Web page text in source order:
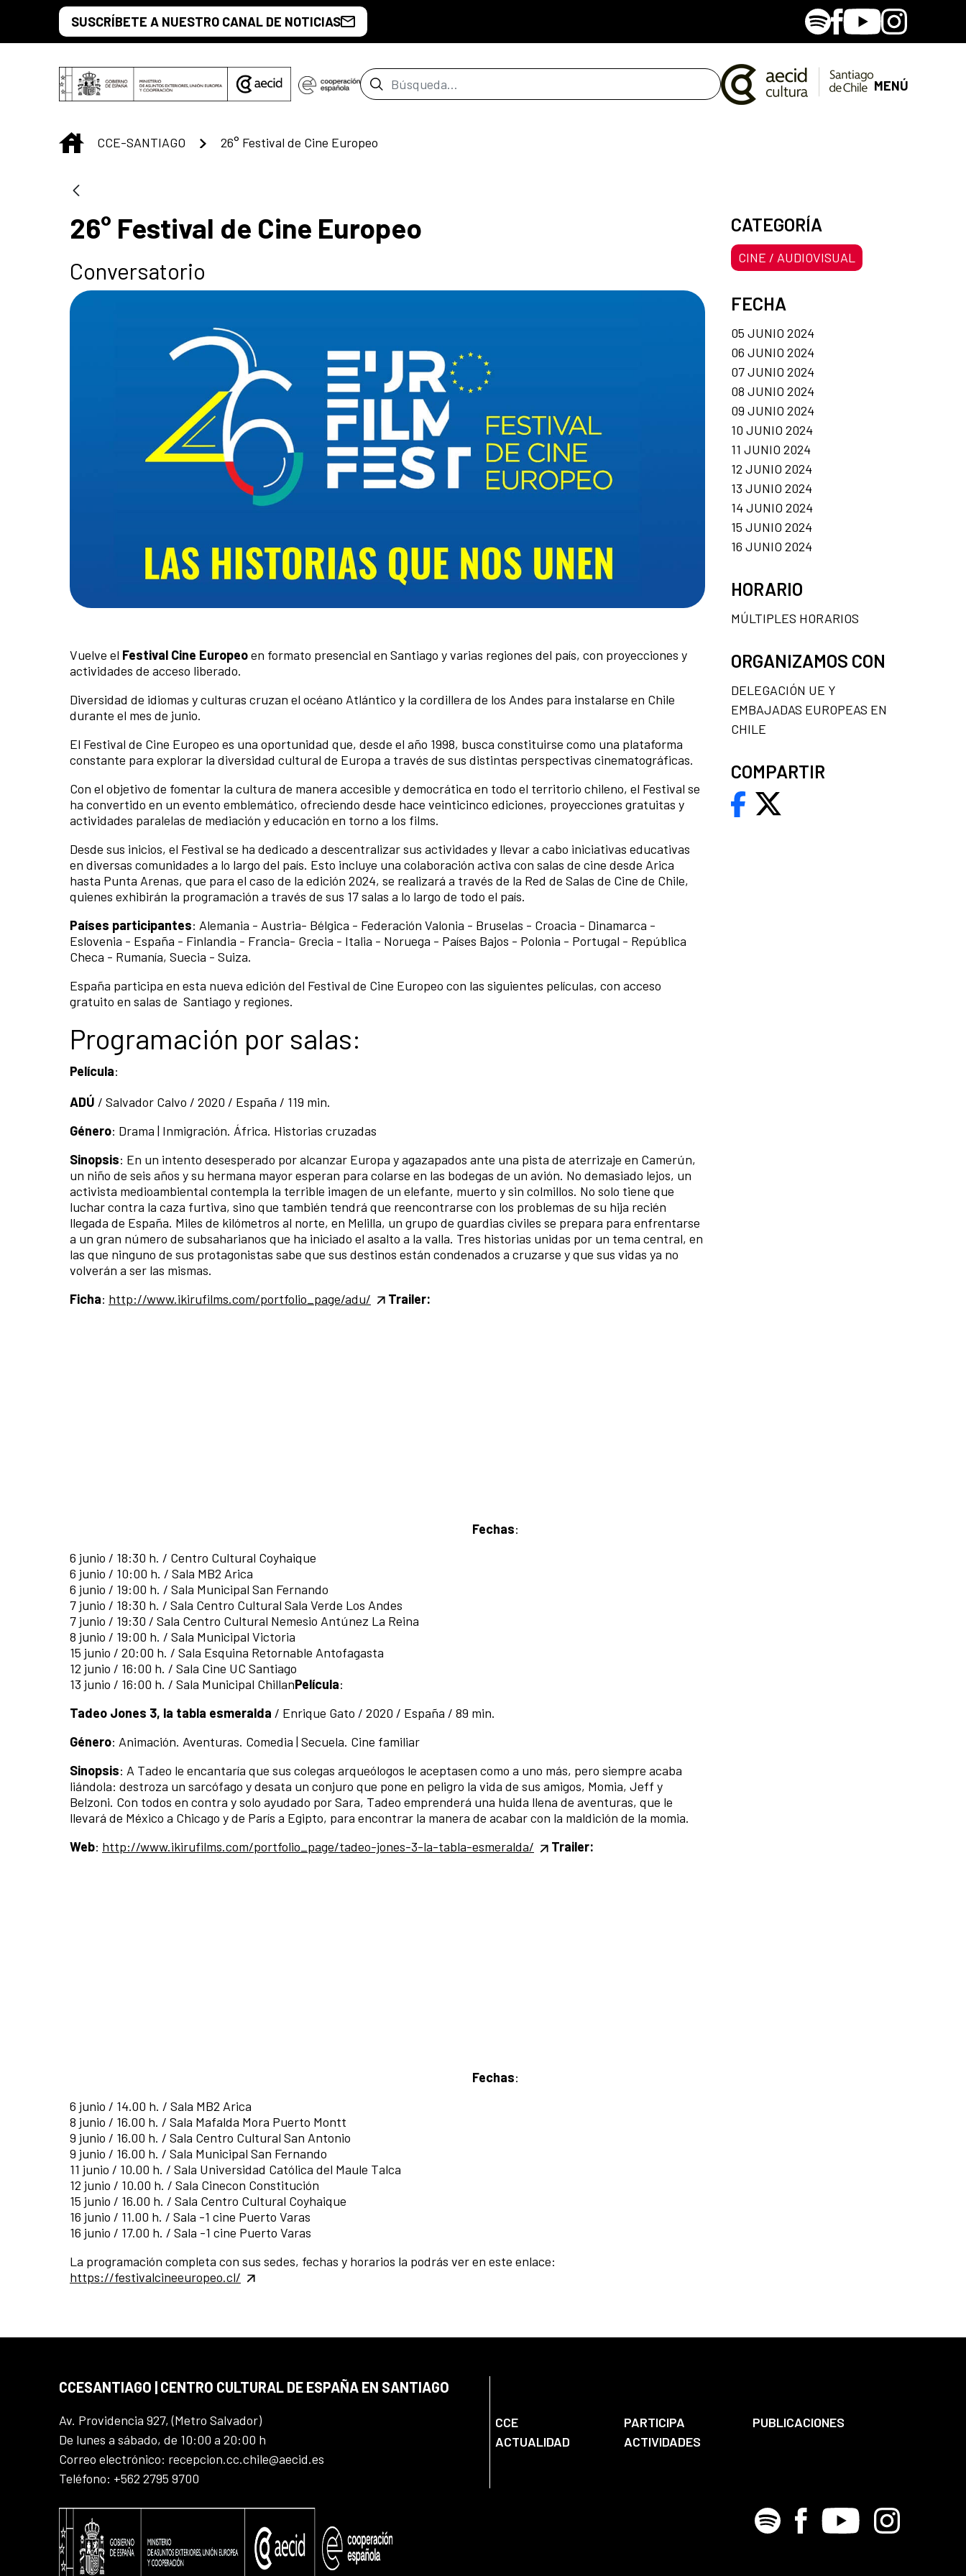
Saltar al contenido principal
SUSCRÍBETE A NUESTRO CANAL DE NOTICIAS SpotifyFacebook
YoutubeInstagram
Barra de búsqueda MENÚ
INICIO
CCE-SANTIAGO 26° Festival de Cine Europeo
26° Festival de Cine Europeo
Conversatorio
Vuelve el Festival Cine Europeoen formato presencial en Santiago y varias regiones del país, con proyecciones y
actividades de acceso liberado.
Diversidad de idiomas y culturas cruzan el océano Atlántico y la cordillera de los Andes para instalarse en Chile
durante el mes de junio.
El Festival de Cine Europeo es una oportunidad que, desde el año 1998, busca constituirse como una plataforma
constante para explorar la diversidad cultural de Europa a través de sus distintas perspectivas cinematográficas.
Con el objetivo de fomentar la cultura de manera accesible y democrática en todo el territorio chileno, el Festival se
ha convertido en un evento emblemático, ofreciendo desde hace veinticinco ediciones, proyecciones gratuitas y
actividades paralelas de mediación y educación en torno a los films.
Desde sus inicios, el Festival se ha dedicado a descentralizar sus actividades y llevar a cabo iniciativas educativas
en diversas comunidades a lo largo del país. Esto incluye una colaboración activa con salas de cine desde Arica
hasta Punta Arenas, que para el caso de la edición 2024, se realizará a través de la Red de Salas de Cine de Chile,
quienes exhibirán la programación a través de sus 17 salas a lo largo de todo el país.
Países participantes: Alemania - Austria- Bélgica - Federación Valonia - Bruselas - Croacia - Dinamarca -
Eslovenia - España - Finlandia - Francia- Grecia - Italia - Noruega - Países Bajos - Polonia - Portugal - República
Checa - Rumanía, Suecia - Suiza.
España participa en esta nueva edición del Festival de Cine Europeo con las siguientes películas, con acceso
gratuito en salas de Santiago y regiones.
Programación por salas:
Película:
ADÚ / Salvador Calvo / 2020 / España / 119 min.
Género: Drama | Inmigración. África. Historias cruzadas
Sinopsis: En un intento desesperado por alcanzar Europa y agazapados ante una pista de aterrizaje en Camerún,
un niño de seis años y su hermana mayor esperan para colarse en las bodegas de un avión. No demasiado lejos, un
activista medioambiental contempla la terrible imagen de un elefante, muerto y sin colmillos. No solo tiene que
luchar contra la caza furtiva, sino que también tendrá que reencontrarse con los problemas de su hija recién
llegada de España. Miles de kilómetros al norte, en Melilla, un grupo de guardias civiles se prepara para enfrentarse
a un gran número de subsaharianos que ha iniciado el asalto a la valla. Tres historias unidas por un tema central, en
las que ninguno de sus protagonistas sabe que sus destinos están condenados a cruzarse y que sus vidas ya no
volverán a ser las mismas.
Ficha: http://www.ikirufilms.com/portfolio_page/adu/ Trailer:
Fechas:
6 junio / 18:30 h. / Centro Cultural Coyhaique
6 junio / 10:00 h. / Sala MB2 Arica
6 junio / 19:00 h. / Sala Municipal San Fernando
7 junio / 18:30 h. / Sala Centro Cultural Sala Verde Los Andes
7 junio / 19:30 / Sala Centro Cultural Nemesio Antúnez La Reina
8 junio / 19:00 h. / Sala Municipal Victoria
15 junio / 20:00 h. / Sala Esquina Retornable Antofagasta
12 junio / 16:00 h. / Sala Cine UC Santiago
13 junio / 16:00 h. / Sala Municipal ChillanPelícula:
Tadeo Jones 3, la tabla esmeralda / Enrique Gato / 2020 / España / 89 min.
Género: Animación. Aventuras. Comedia | Secuela. Cine familiar
Sinopsis: A Tadeo le encantaría que sus colegas arqueólogos le aceptasen como a uno más, pero siempre acaba
liándola: destroza un sarcófago y desata un conjuro que pone en peligro la vida de sus amigos, Momia, Jeff y
Belzoni. Con todos en contra y solo ayudado por Sara, Tadeo emprenderá una huida llena de aventuras, que le
llevará de México a Chicago y de París a Egipto, para encontrar la manera de acabar con la maldición de la momia.
Web: http://www.ikirufilms.com/portfolio_page/tadeo-jones-3-la-tabla-esmeralda/ Trailer:
Fechas:
6 junio / 14.00 h. / Sala MB2 Arica
8 junio / 16.00 h. / Sala Mafalda Mora Puerto Montt
9 junio / 16.00 h. / Sala Centro Cultural San Antonio
9 junio / 16.00 h. / Sala Municipal San Fernando
11 junio / 10.00 h. / Sala Universidad Católica del Maule Talca
12 junio / 10.00 h. / Sala Cinecon Constitución
15 junio / 16.00 h. / Sala Centro Cultural Coyhaique
16 junio / 11.00 h. / Sala -1 cine Puerto Varas
16 junio / 17.00 h. / Sala -1 cine Puerto Varas
La programación completa con sus sedes, fechas y horarios la podrás ver en este enlace:
https://festivalcineeuropeo.cl/
CATEGORÍA
CINE / AUDIOVISUAL
FECHA
05 JUNIO 2024
06 JUNIO 2024
07 JUNIO 2024
08 JUNIO 2024
09 JUNIO 2024
10 JUNIO 2024
11 JUNIO 2024
12 JUNIO 2024
13 JUNIO 2024
14 JUNIO 2024
15 JUNIO 2024
16 JUNIO 2024
HORARIO
MÚLTIPLES HORARIOS
ORGANIZAMOS CON
DELEGACIÓN UE Y
EMBAJADAS EUROPEAS EN
CHILE
COMPARTIR
CCESANTIAGO | CENTRO CULTURAL DE ESPAÑA EN SANTIAGO
Av. Providencia 927, (Metro Salvador)
De lunes a sábado, de 10:00 a 20:00 h
Correo electrónico: recepcion.cc.chile@aecid.es
Teléfono: +562 2795 9700
CCE PARTICIPA
PUBLICACIONES
ACTUALIDAD
ACTIVIDADES
Spotify Facebook
Youtube Instagram